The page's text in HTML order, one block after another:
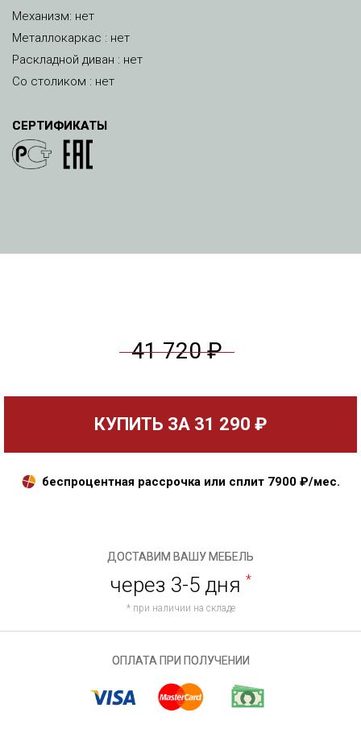
Механизм: нет
Металлокаркас : нет
Раскладной диван : нет
Со столиком : нет
СЕРТИФИКАТЫ
41 720 ₽
КУПИТЬ ЗА 31 290 ₽
беспроцентная рассрочка или сплит 7900 ₽/мес.
ДОСТАВИМ ВАШУ МЕБЕЛЬ
через 3-5 дня *
* при наличии на складе
ОПЛАТА ПРИ ПОЛУЧЕНИИ